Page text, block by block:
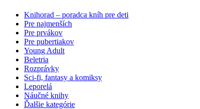
Knihorad – poradca kníh pre deti
Pre najmenších
Pre prvákov
Pre pubertiakov
Young Adult
Beletria
Rozprávky
Sci-fi, fantasy a komiksy
Leporelá
Náučné knihy
Ďalšie kategórie